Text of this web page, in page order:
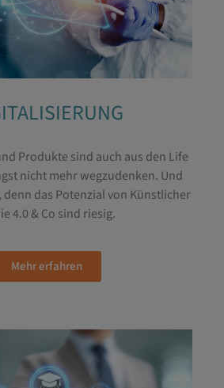
Produkte sind auch aus den Life
nicht mehr wegzudenken. Und
denn das Potenzial von Künstlicher
4.0 & Co sind riesig.
Mehr erfahren